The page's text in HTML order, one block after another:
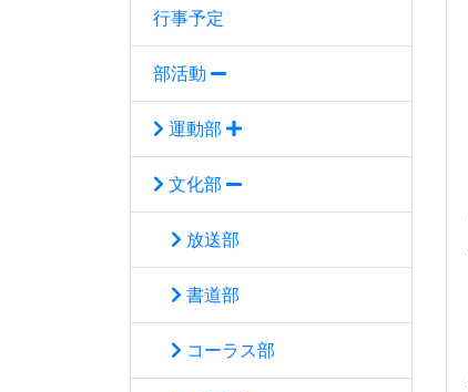
行事予定
部活動
運動部
文化部
放送部
書道部
コーラス部